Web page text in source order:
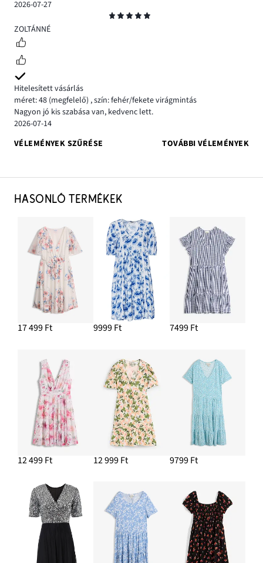
2026-07-27
5
ZOLTÁNNÉ
Hitelesített vásárlás
méret: 48 (megfelelő) ,szín: fehér/fekete virágmintás
Nagyon jó kis szabása van, kedvenc lett.
2026-07-14
VÉLEMÉNYEK SZŰRÉSE
TOVÁBBI VÉLEMÉNYEK
HASONLÓ TERMÉKEK
17 499 Ft 9999 Ft 7499 Ft
12 499 Ft 12 999 Ft 9799 Ft